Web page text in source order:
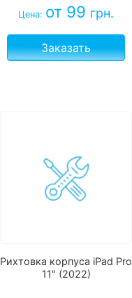
Цена: от 99 грн.
Заказать
Рихтовка корпуса iPad Pro
11" (2022)